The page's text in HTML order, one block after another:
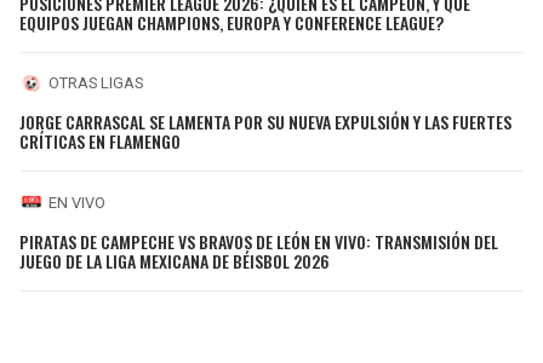
EQUIPOS JUEGAN CHAMPIONS, EUROPA Y CONFERENCE LEAGUE?
OTRAS LIGAS
JORGE CARRASCAL SE LAMENTA POR SU NUEVA EXPULSIÓN Y LAS FUERTES
CRÍTICAS EN FLAMENGO
EN VIVO
PIRATAS DE CAMPECHE VS BRAVOS DE LEÓN EN VIVO: TRANSMISIÓN DEL
JUEGO DE LA LIGA MEXICANA DE BÉISBOL 2026